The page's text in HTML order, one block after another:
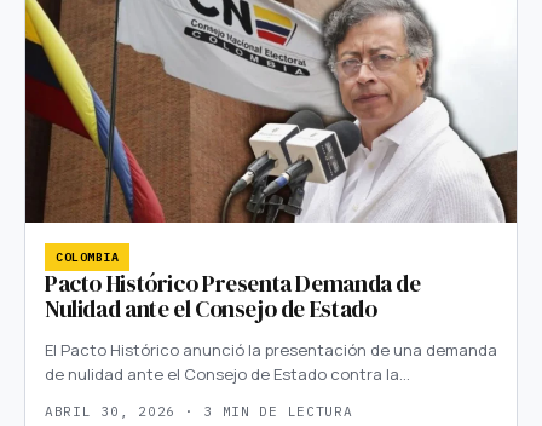
COLOMBIA
Pacto Histórico Presenta Demanda de
Nulidad ante el Consejo de Estado
El Pacto Histórico anunció la presentación de una demanda
de nulidad ante el Consejo de Estado contra la…
ABRIL 30, 2026 · 3 MIN DE LECTURA